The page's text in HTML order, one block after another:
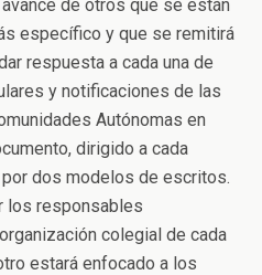
de otros que se están
específico y que se remitirá
respuesta a cada una de
y notificaciones de las
Autónomas en
dirigido a cada
dos modelos de escritos.
los responsables
colegial de cada
estará enfocado a los